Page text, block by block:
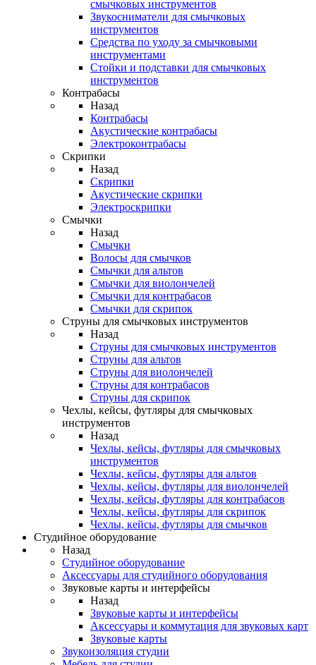
смычковых инструментов
Звукосниматели для смычковых
инструментов
Средства по уходу за смычковыми
инструментами
Стойки и подставки для смычковых
инструментов
Контрабасы
Назад
Контрабасы
Акустические контрабасы
Электроконтрабасы
Скрипки
Назад
Скрипки
Акустические скрипки
Электроскрипки
Смычки
Назад
Смычки
Волосы для смычков
Смычки для альтов
Смычки для виолончелей
Смычки для контрабасов
Смычки для скрипок
Струны для смычковых инструментов
Назад
Струны для смычковых инструментов
Струны для альтов
Струны для виолончелей
Струны для контрабасов
Струны для скрипок
Чехлы, кейсы, футляры для смычковых
инструментов
Назад
Чехлы, кейсы, футляры для смычковых
инструментов
Чехлы, кейсы, футляры для альтов
Чехлы, кейсы, футляры для виолончелей
Чехлы, кейсы, футляры для контрабасов
Чехлы, кейсы, футляры для скрипок
Чехлы, кейсы, футляры для смычков
Студийное оборудование
Назад
Студийное оборудование
Аксессуары для студийного оборудования
Звуковые карты и интерфейсы
Назад
Звуковые карты и интерфейсы
Аксессуары и коммутация для звуковых карт
Звуковые карты
Звукоизоляция студии